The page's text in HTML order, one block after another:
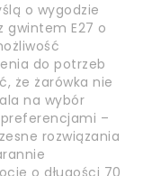
o wygodzie
gwintem E27 o
do potrzeb
że żarówka nie
na wybór
preferencjami –
rozwiązania
o długości 70